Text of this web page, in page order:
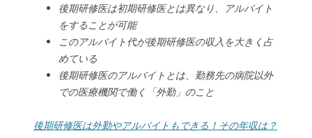
後期研修医は初期研修医とは異なり、アルバイト
をすることが可能
このアルバイト代が後期研修医の収入を大きく占
めている
後期研修医のアルバイトとは、勤務先の病院以外
での医療機関で働く「外勤」のこと
後期研修医は外勤やアルバイトもできる！その年収は？